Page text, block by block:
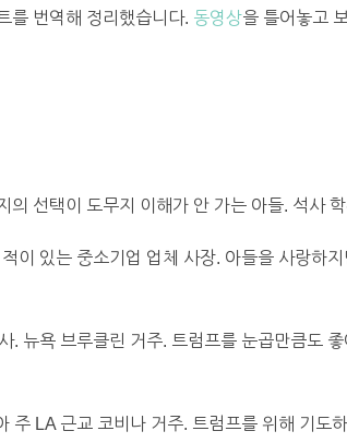
를 번역해 정리했습니다. 동영상을 틀어놓고
의 선택이 도무지 이해가 안 가는 아들. 석사
이 있는 중소기업 업체 사장. 아들을 사랑하
. 뉴욕 브루클린 거주. 트럼프를 눈곱만큼도
주 LA 근교 코비나 거주. 트럼프를 위해 기도